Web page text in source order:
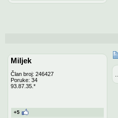
Miljek
Član broj: 246427
Poruke: 34
93.87.35.*
+5